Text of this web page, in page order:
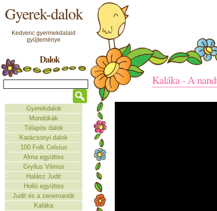
Gyerek-dalok
Kedvenc gyermekdalaid
gyűjteménye
Dalok
Gyerekdalok
Mondókák
Télapós dalok
Karácsonyi dalok
100 Folk Celsius
Alma együttes
Gryllus Vilmos
Halász Judit
Holló együttes
Judit és a zenemanók
Kaláka
Kaláka - A